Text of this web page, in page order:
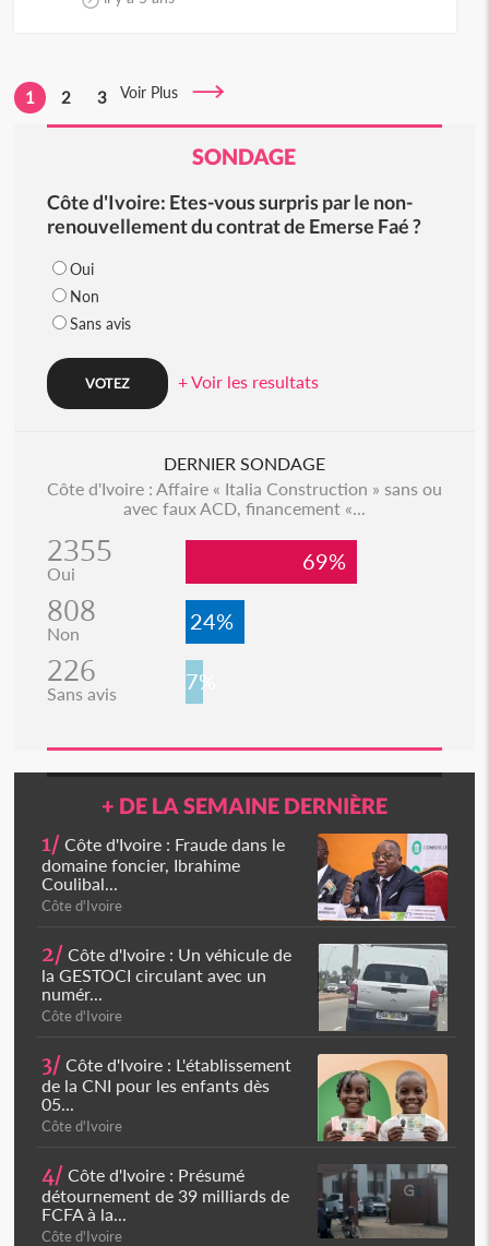
1 2 3 Voir Plus
SONDAGE
Côte d'Ivoire: Etes-vous surpris par le non-
renouvellement du contrat de Emerse Faé ?
Oui
Non
Sans avis
+ Voir les resultats
DERNIER SONDAGE
Côte d'Ivoire : Affaire « Italia Construction » sans ou
avec faux ACD, financement «...
2355
Oui 69%
808
Non 24%
226
Sans avis 7%
+ DE LA SEMAINE DERNIÈRE
1/ Côte d'Ivoire : Fraude dans le
domaine foncier, Ibrahime
Coulibal...
Côte d'Ivoire
2/ Côte d'Ivoire : Un véhicule de
la GESTOCI circulant avec un
numér...
Côte d'Ivoire
3/ Côte d'Ivoire : L'établissement
de la CNI pour les enfants dès
05...
Côte d'Ivoire
4/ Côte d'Ivoire : Présumé
détournement de 39 milliards de
FCFA à la...
Côte d'Ivoire